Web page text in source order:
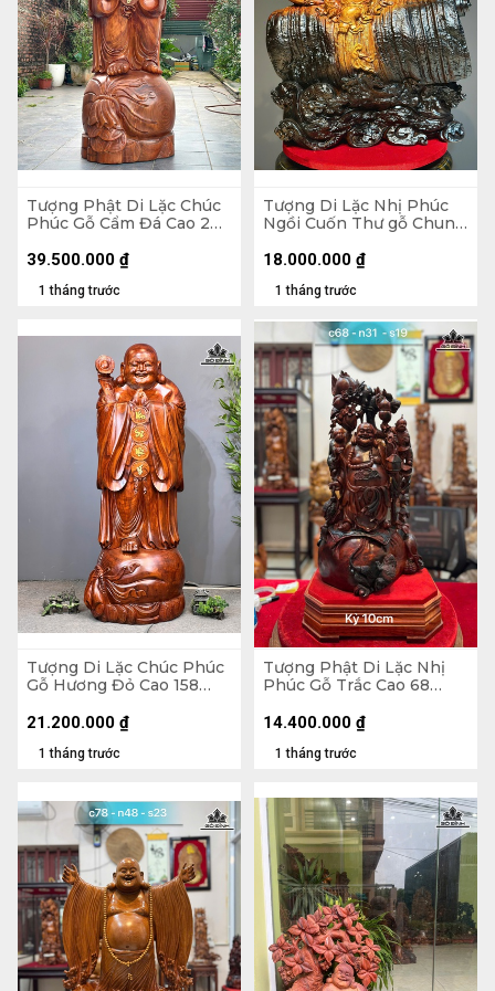
Tượng Phật Di Lặc Chúc
Phúc Gỗ Cẩm Đá Cao 200
1 tháng trước
39.500.000 ₫
Tượng Di Lặc Nhị Phúc
Ngồi Cuốn Thư gỗ Chun
50 Sâu 22 (cm)
1 tháng trước
18.000.000 ₫
Tượng Di Lặc Chúc Phúc
Gỗ Hương Đỏ Cao 158
1 tháng trước
21.200.000 ₫
Tượng Phật Di Lặc Nhị
Phúc Gỗ Trắc Cao 68
1 tháng trước
14.400.000 ₫